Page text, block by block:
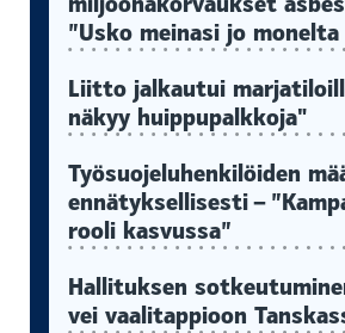
”Usko meinasi jo monelta
Liitto jalkautui
näkyy huippupalkkoja"
Työsuojeluhenkilöiden
ennätyksellisesti –
rooli kasvussa”
Hallituksen
vei vaalitappioon